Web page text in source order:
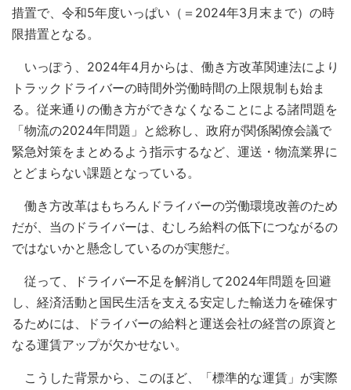
措置で、令和5年度いっぱい（＝2024年3月末まで）の時
限措置となる。
いっぽう、2024年4月からは、働き方改革関連法により
トラックドライバーの時間外労働時間の上限規制も始ま
る。従来通りの働き方ができなくなることによる諸問題を
「物流の2024年問題」と総称し、政府が関係閣僚会議で
緊急対策をまとめるよう指示するなど、運送・物流業界に
とどまらない課題となっている。
働き方改革はもちろんドライバーの労働環境改善のため
だが、当のドライバーは、むしろ給料の低下につながるの
ではないかと懸念しているのが実態だ。
従って、ドライバー不足を解消して2024年問題を回避
し、経済活動と国民生活を支える安定した輸送力を確保す
るためには、ドライバーの給料と運送会社の経営の原資と
なる運賃アップが欠かせない。
こうした背景から、このほど、「標準的な運賃」が実際